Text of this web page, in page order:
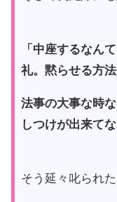
「中座するなん
礼。黙らせる方
法事の大事な時
しつけが出来てな
そう延々叱られた